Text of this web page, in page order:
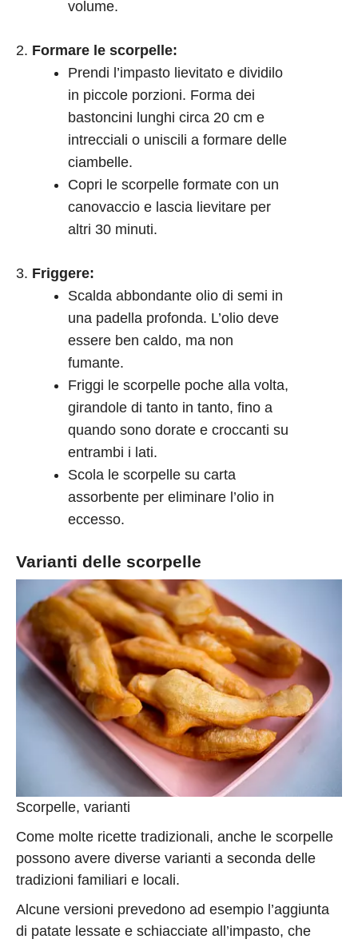
volume.
Formare le scorpelle:
Prendi l’impasto lievitato e dividilo
in piccole porzioni. Forma dei
bastoncini lunghi circa 20 cm e
intrecciali o uniscili a formare delle
ciambelle.
Copri le scorpelle formate con un
canovaccio e lascia lievitare per
altri 30 minuti.
Friggere:
Scalda abbondante olio di semi in
una padella profonda. L’olio deve
essere ben caldo, ma non
fumante.
Friggi le scorpelle poche alla volta,
girandole di tanto in tanto, fino a
quando sono dorate e croccanti su
entrambi i lati.
Scola le scorpelle su carta
assorbente per eliminare l’olio in
eccesso.
Varianti delle scorpelle
Scorpelle, varianti
Come molte ricette tradizionali, anche le scorpelle
possono avere diverse varianti a seconda delle
tradizioni familiari e locali.
Alcune versioni prevedono ad esempio l’aggiunta
di patate lessate e schiacciate all’impasto, che